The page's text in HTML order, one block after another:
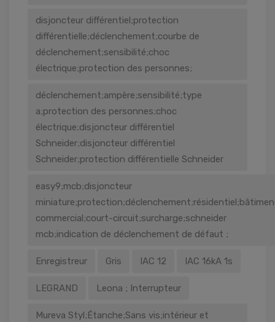
disjoncteur différentiel;protection
différentielle;déclenchement;courbe de
déclenchement;sensibilité;choc
électrique;protection des personnes;
déclenchement;ampère;sensibilité;type
a;protection des personnes;choc
électrique;disjoncteur différentiel
Schneider;disjoncteur différentiel
Schneider;protection différentielle Schneider
easy9;mcb;disjoncteur
commercial;court-circuit;surcharge;schneider
mcb;indication de déclenchement de défaut ;
Enregistreur Gris IAC 12 IAC 16kA 1s
LEGRAND Leona ; Interrupteur
Mureva Styl;Étanche;Sans vis;intérieur et